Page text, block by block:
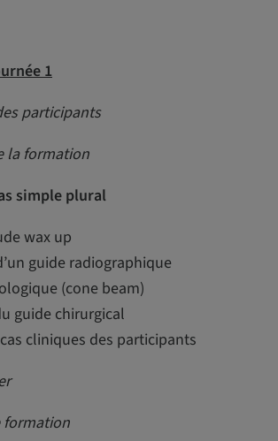
1
participants
la formation
simple plural
wax up
guide radiographique
(cone beam)
guide chirurgical
cliniques des participants
formation